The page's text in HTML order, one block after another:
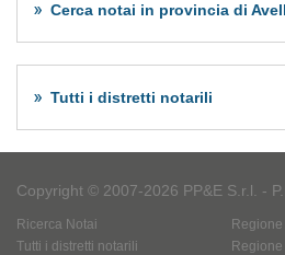
Cerca notai in provincia di
Tutti i distretti notarili
Copyright © 2007-2026 PP&E S.r.l. -
Ricerca Notai
Tutti i distretti notarili